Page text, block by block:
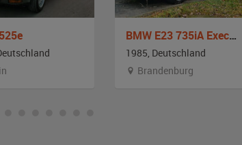
BMW E23 735iA Executive
1985, Deutschland
Brandenburg